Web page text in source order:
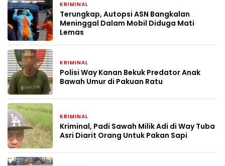
KRIMINAL
Terungkap, Autopsi ASN Bangkalan
Meninggal Dalam Mobil Diduga Mati
Lemas
KRIMINAL
Polisi Way Kanan Bekuk Predator Anak
Bawah Umur di Pakuan Ratu
KRIMINAL
Kriminal, Padi Sawah Milik Adi di Way Tuba
Asri Diarit Orang Untuk Pakan Sapi